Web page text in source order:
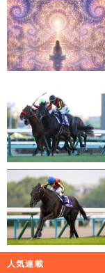
人気連載